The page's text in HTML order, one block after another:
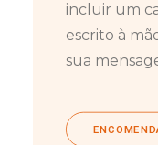
incluir um
escrito à
sua